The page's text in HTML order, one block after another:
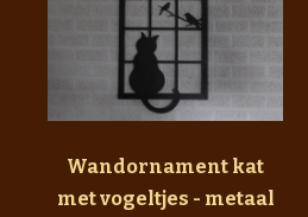
Wandornament kat
met vogeltjes - metaal